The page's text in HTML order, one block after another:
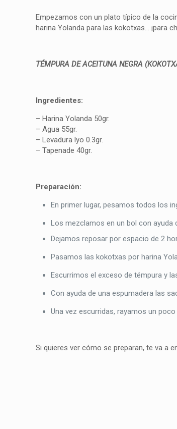
Empezamos con un plato típico de la
harina Yolanda para las kokotxas… ¡para
TÉMPURA DE ACEITUNA NEGRA
Ingredientes:
– Harina Yolanda 50gr.
– Agua 55gr.
– Levadura lyo 0.3gr.
– Tapenade 40gr.
Preparación:
En primer lugar, pesamos todos los
Los mezclamos en un bol con ayuda
Dejamos reposar por espacio de 2
Pasamos las kokotxas por harina
Escurrimos el exceso de témpura y
Con ayuda de una espumadera las
Una vez escurridas, rayamos un
Si quieres ver cómo se preparan, te va a